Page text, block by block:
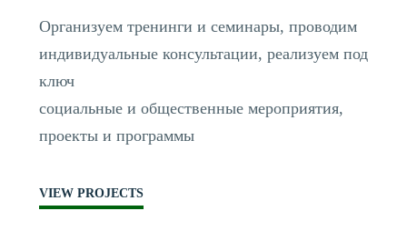
Организуем тренинги и семинары, проводим
индивидуальные консультации, реализуем под
ключ
социальные и общественные мероприятия,
проекты и программы
VIEW PROJECTS